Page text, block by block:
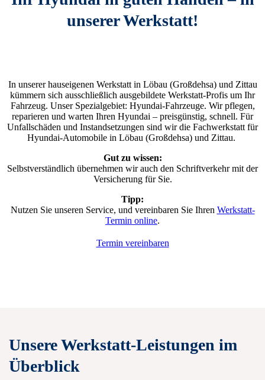
unserer Werkstatt!
In unserer hauseigenen Werkstatt in Löbau (Großdehsa) und Zittau
kümmern sich ausschließlich ausgebildete Werkstatt-Profis um Ihr
Fahrzeug. Unser Spezialgebiet: Hyundai-Fahrzeuge. Wir pflegen,
reparieren und warten Ihren Hyundai – preisgünstig, schnell. Für
Unfallschäden und Instandsetzungen sind wir die Fachwerkstatt für
Hyundai-Automobile in Löbau (Großdehsa) und Zittau.
Gut zu wissen:
Selbstverständlich übernehmen wir auch den Schriftverkehr mit der
Versicherung für Sie.
Tipp:
Nutzen Sie unseren Service, und vereinbaren Sie Ihren Werkstatt-
Termin online.
Termin vereinbaren
Unsere Werkstatt-Leistungen im
Überblick